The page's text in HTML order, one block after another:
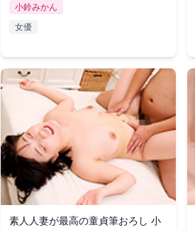
小鈴みかん
女優
素人人妻が最高の童貞筆おろし 小